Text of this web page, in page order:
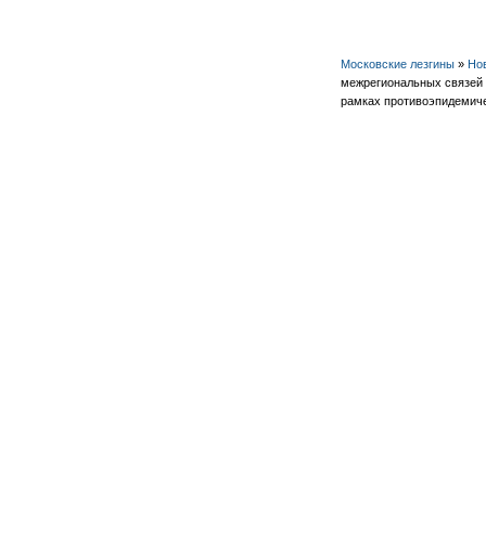
Московские лезгины »
межрегиональных
рамках